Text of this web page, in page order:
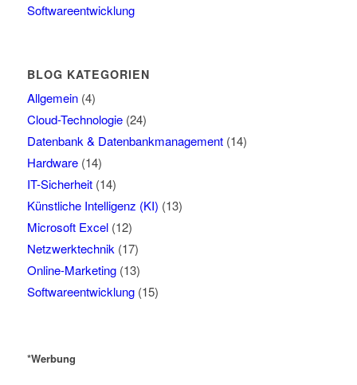
Softwareentwicklung
BLOG KATEGORIEN
Allgemein(4)
Cloud-Technologie(24)
Datenbank & Datenbankmanagement(14)
Hardware(14)
IT-Sicherheit(14)
Künstliche Intelligenz (KI) (13)
Microsoft Excel(12)
Netzwerktechnik (17)
Online-Marketing(13)
Softwareentwicklung(15)
*Werbung